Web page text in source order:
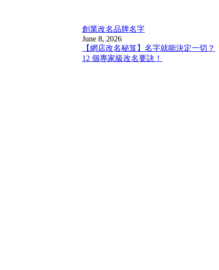
創業改名品牌名字
June 8, 2026
【網店改名秘笈】名字就能決定一切？
12 個專家級改名要訣！